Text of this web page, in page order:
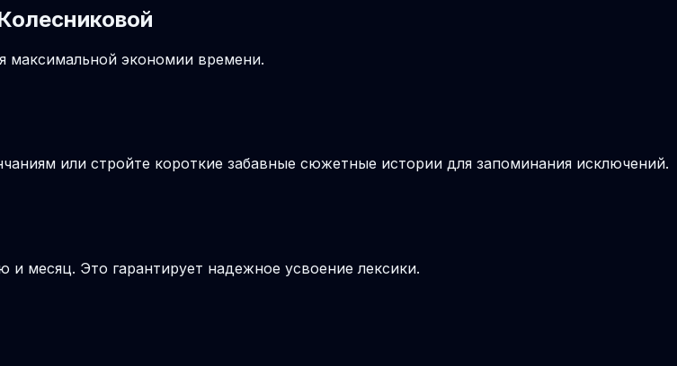
максимальной экономии времени.
или стройте короткие забавные сюжетные истории для запоминания исключений.
месяц. Это гарантирует надежное усвоение лексики.